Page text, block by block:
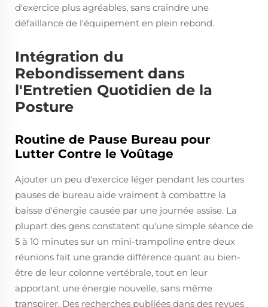
d'exercice plus agréables, sans craindre une
défaillance de l'équipement en plein rebond.
Intégration du
Rebondissement dans
l'Entretien Quotidien de la
Posture
Routine de Pause Bureau pour
Lutter Contre le Voûtage
Ajouter un peu d'exercice léger pendant les courtes
pauses de bureau aide vraiment à combattre la
baisse d'énergie causée par une journée assise. La
plupart des gens constatent qu'une simple séance de
5 à 10 minutes sur un mini-trampoline entre deux
réunions fait une grande différence quant au bien-
être de leur colonne vertébrale, tout en leur
apportant une énergie nouvelle, sans même
transpirer. Des recherches publiées dans des revues